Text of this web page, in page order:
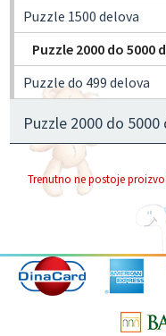
Puzzle 1500 delova
Puzzle 2000 do 5000
Puzzle do 499 delova
Puzzle 2000 do 5000
Trenutno ne postoje